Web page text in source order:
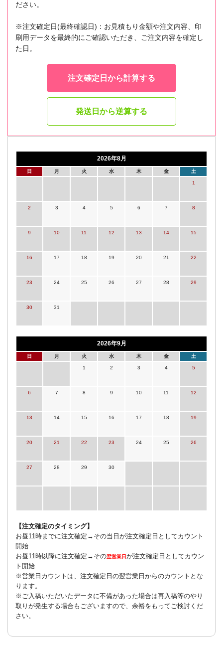
ださい。
※注文確定日(最終確認日)：お見積もり金額や注文内容、印
刷用データを最終的にご確認いただき、ご注文内容を確定し
た日。
注文確定日から計算する
発送日から逆算する
2026年8月
日 月 火 水 木 金 土
1
2 3 4 5 6 7 8
9 10 11 12 13 14 15
16 17 18 19 20 21 22
23 24 25 26 27 28 29
30 31
2026年9月
日 月 火 水 木 金 土
1 2 3 4 5
6 7 8 9 10 11 12
13 14 15 16 17 18 19
20 21 22 23 24 25 26
27 28 29 30
【注文確定のタイミング】
お昼11時までに注文確定→その当日が注文確定日としてカウント
開始
お昼11時以降に注文確定→その翌営業日が注文確定日としてカウン
ト開始
※営業日カウントは、注文確定日の翌営業日からのカウントとな
ります。
※ご入稿いただいたデータに不備があった場合は再入稿等のやり
取りが発生する場合もございますので、余裕をもってご検討くだ
さい。